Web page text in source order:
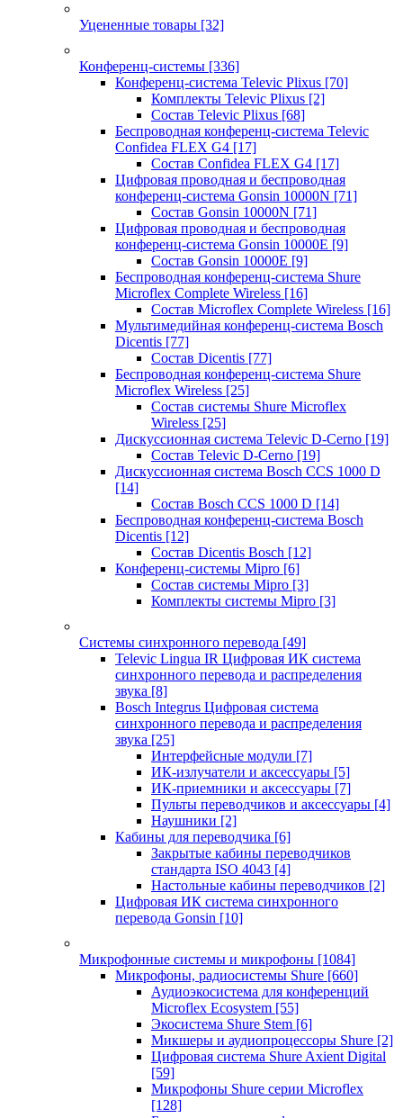
Уцененные товары [32]
Конференц-системы [336]
Конференц-система Televic Plixus [70]
Комплекты Televic Plixus [2]
Состав Televic Plixus [68]
Беспроводная конференц-система Televic
Confidea FLEX G4 [17]
Состав Confidea FLEX G4 [17]
Цифровая проводная и беспроводная
конференц-система Gonsin 10000N [71]
Состав Gonsin 10000N [71]
Цифровая проводная и беспроводная
конференц-система Gonsin 10000E [9]
Состав Gonsin 10000E [9]
Беспроводная конференц-система Shure
Microflex Complete Wireless [16]
Состав Microflex Complete Wireless [16]
Мультимедийная конференц-система Bosch
Dicentis [77]
Состав Dicentis [77]
Беспроводная конференц-система Shure
Microflex Wireless [25]
Состав системы Shure Microflex
Wireless [25]
Дискуссионная система Televic D-Cerno [19]
Состав Televic D-Cerno [19]
Дискуссионная система Bosch CCS 1000 D
[14]
Состав Bosch CCS 1000 D [14]
Беспроводная конференц-система Bosch
Dicentis [12]
Состав Dicentis Bosch [12]
Конференц-системы Mipro [6]
Состав системы Mipro [3]
Комплекты системы Mipro [3]
Системы синхронного перевода [49]
Televic Lingua IR Цифровая ИК система
синхронного перевода и распределения
звука [8]
Bosch Integrus Цифровая система
синхронного перевода и распределения
звука [25]
Интерфейсные модули [7]
ИК-излучатели и аксессуары [5]
ИК-приемники и аксессуары [7]
Пульты переводчиков и аксессуары [4]
Наушники [2]
Кабины для переводчика [6]
Закрытые кабины переводчиков
стандарта ISO 4043 [4]
Настольные кабины переводчиков [2]
Цифровая ИК система синхронного
перевода Gonsin [10]
Микрофонные системы и микрофоны [1084]
Микрофоны, радиосистемы Shure [660]
Аудиоэкосистема для конференций
Microflex Ecosystem [55]
Экосистема Shure Stem [6]
Микшеры и аудиопроцессоры Shure [2]
Цифровая система Shure Axient Digital
[59]
Микрофоны Shure серии Microflex
[128]